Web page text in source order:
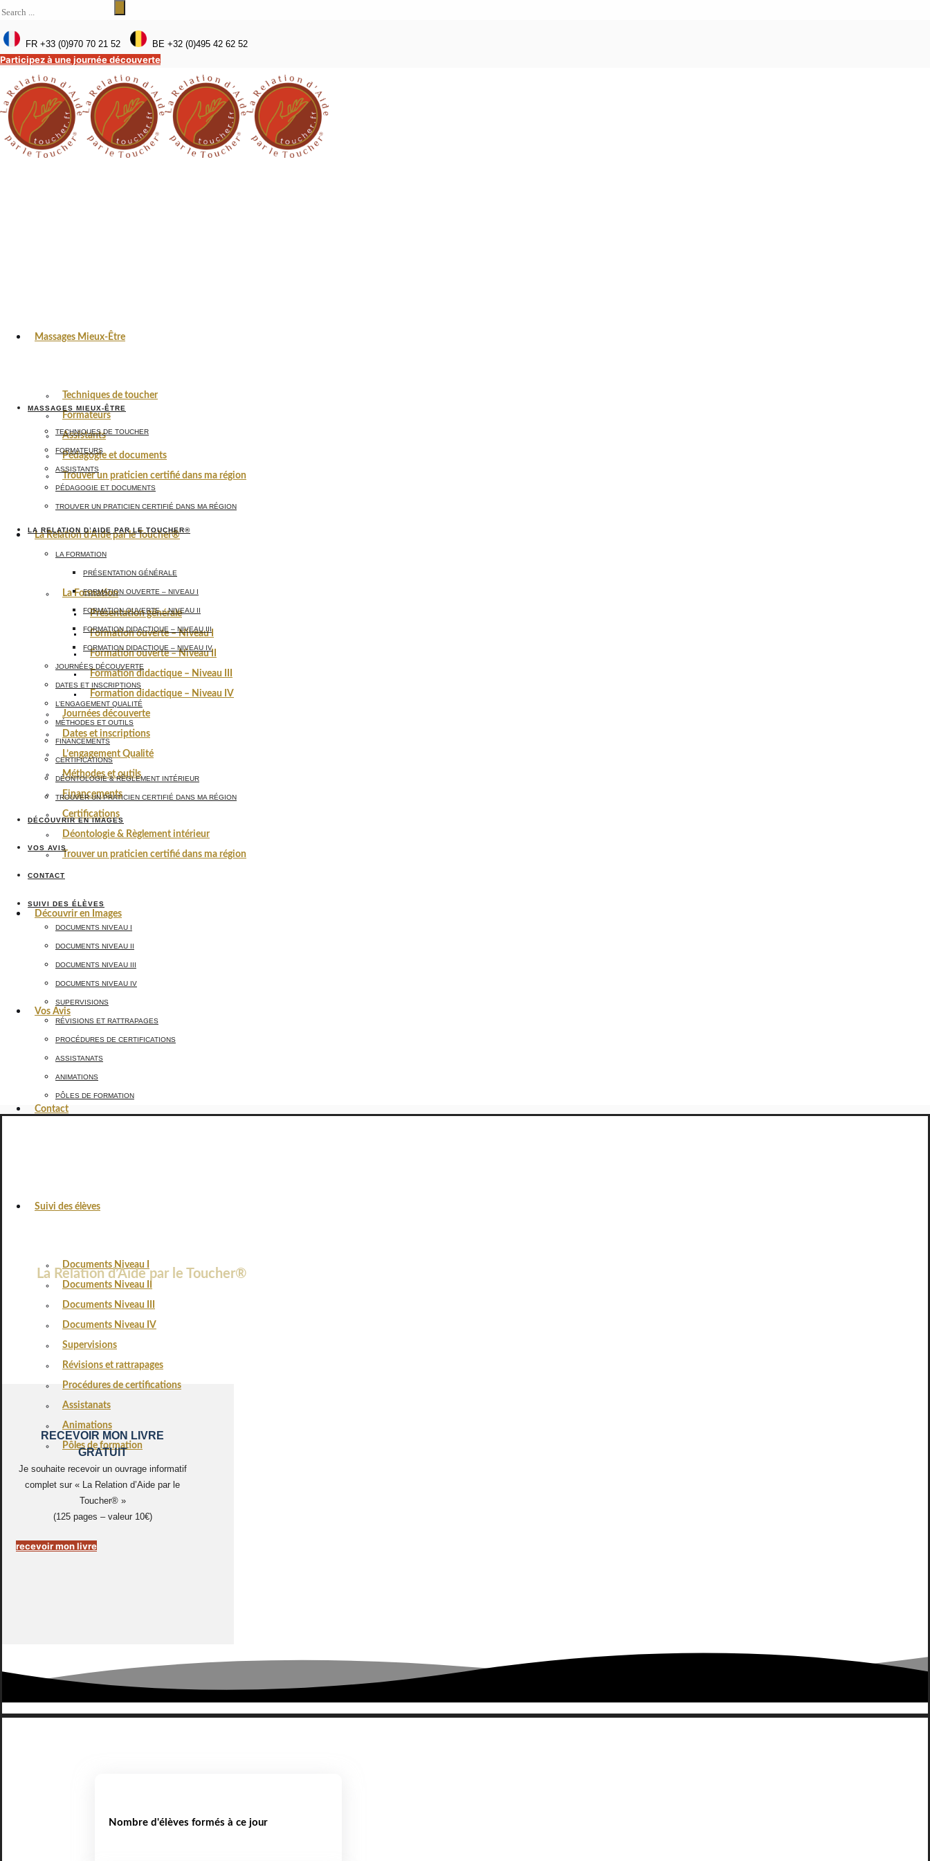
FR +33 (0)970 70 21 52 BE +32 (0)495 42 62 52
Participez à une journée découverte
Massages Mieux-Être
Techniques de toucher
Formateurs
Assistants
Pédagogie et documents
Trouver un praticien certifié dans ma région
La Relation d’Aide par le Toucher®
La Formation
Présentation générale
Formation ouverte – Niveau I
Formation ouverte – Niveau II
Formation didactique – Niveau III
Formation didactique – Niveau IV
Journées découverte
Dates et inscriptions
L’engagement Qualité
Méthodes et outils
Financements
Certifications
Déontologie & Règlement intérieur
Trouver un praticien certifié dans ma région
Découvrir en Images
Vos Avis
Contact
Suivi des élèves
Documents Niveau I
Documents Niveau II
Documents Niveau III
Documents Niveau IV
Supervisions
Révisions et rattrapages
Procédures de certifications
Assistanats
Animations
Pôles de formation
MASSAGES MIEUX-ÊTRE
TECHNIQUES DE TOUCHER
FORMATEURS
ASSISTANTS
PÉDAGOGIE ET DOCUMENTS
TROUVER UN PRATICIEN CERTIFIÉ DANS MA RÉGION
LA RELATION D’AIDE PAR LE TOUCHER®
LA FORMATION
PRÉSENTATION GÉNÉRALE
FORMATION OUVERTE – NIVEAU I
FORMATION OUVERTE – NIVEAU II
FORMATION DIDACTIQUE – NIVEAU III
FORMATION DIDACTIQUE – NIVEAU IV
JOURNÉES DÉCOUVERTE
DATES ET INSCRIPTIONS
L’ENGAGEMENT QUALITÉ
MÉTHODES ET OUTILS
FINANCEMENTS
CERTIFICATIONS
DÉONTOLOGIE & RÈGLEMENT INTÉRIEUR
TROUVER UN PRATICIEN CERTIFIÉ DANS MA RÉGION
DÉCOUVRIR EN IMAGES
VOS AVIS
CONTACT
SUIVI DES ÉLÈVES
DOCUMENTS NIVEAU I
DOCUMENTS NIVEAU II
DOCUMENTS NIVEAU III
DOCUMENTS NIVEAU IV
SUPERVISIONS
RÉVISIONS ET RATTRAPAGES
PROCÉDURES DE CERTIFICATIONS
ASSISTANATS
ANIMATIONS
PÔLES DE FORMATION
La Relation d’Aide par le Toucher®
RECEVOIR MON LIVRE
GRATUIT
Je souhaite recevoir un ouvrage informatif
complet sur « La Relation d’Aide par le
Toucher® »
(125 pages – valeur 10€)
recevoir mon livre
Nombre d'élèves formés à ce jour